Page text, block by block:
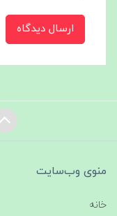
ارسال دیدگاه
منوی وب‌سایت
خانه